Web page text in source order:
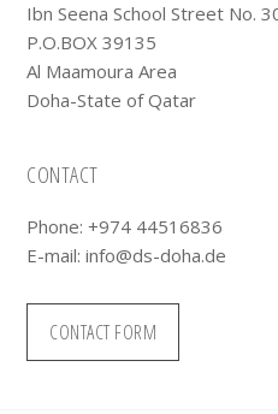
Ibn Seena School Street No.
P.O.BOX 39135
Al Maamoura Area
Doha-State of Qatar
CONTACT
Phone: +974 44516836
E-mail:info@ds-doha.de
CONTACT FORM